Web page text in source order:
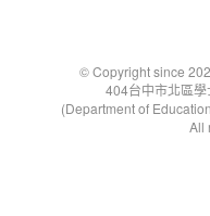
© Copyright since
404台中市北區學
(Department of
All